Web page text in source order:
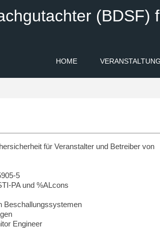
(BDSF)
HOME
für Veranstalter und Betreiber von
5
PA und %ALcons
Beschallungssystemen
Engineer